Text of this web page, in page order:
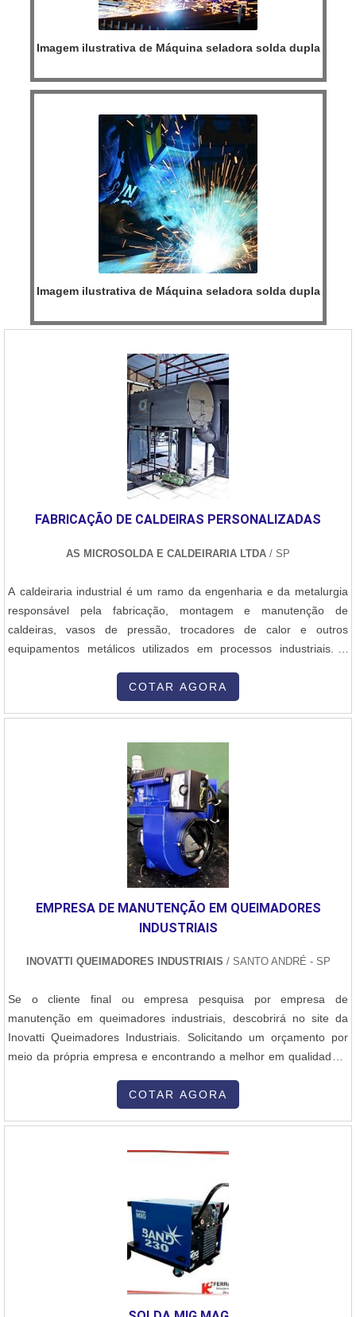
Imagem ilustrativa de Máquina seladora solda dupla
Imagem ilustrativa de Máquina seladora solda dupla
FABRICAÇÃO DE CALDEIRAS PERSONALIZADAS
AS MICROSOLDA E CALDEIRARIA LTDA / SP
A caldeiraria industrial é um ramo da engenharia e da metalurgia
responsável pela fabricação, montagem e manutenção de
caldeiras, vasos de pressão, trocadores de calor e outros
equipamentos metálicos utilizados em processos industriais. A
de grande porte, que exigem alta precisão no corte, soldagem,
conformação e montagem dos materiais. Aqui está uma visão geral
Caldeiraria A caldeiraria industrial tem como objetivo principal a
construção e a manutenção de equipamentos que desempenham
funções essenciais em diversas indústrias, como a petroquímica,
siderurgia, geração de energia, naval, química, entre outras. Esses
equipamentos são responsáveis por processos que envolvem a
troca de calor, armazenamento de líquidos ou gases sob alta
pressão, e condução de fluidos em temperaturas e pressões
combustíveis ou através de processos industriais, com aplicações
na geração de energia ou em sistemas de aquecimento. Vasos de
Pressão: Recipientes projetados para operar sob altas pressões e
mistura entre eles, utilizados em diversos setores industriais.
Estruturas Metálicas: Em muitos casos, as fábricas de caldeiraria
acomodam esses equipamentos, como plataformas e bases. 3.
Processos Envolvidos A caldeiraria envolve várias etapas de
produção, que incluem: Desenho e Projeto: Antes de começar a
garantir a segurança e a eficiência do equipamento. Corte de
Materiais: Utilizam-se diversos processos, como corte a plasma, a
laser, a água, ou mesmo serras, dependendo da espessura e do
tipo de material a ser cortado. Soldagem: A soldagem é um dos
processos mais importantes na caldeiraria, sendo usada para unir
diferentes peças metálicas. Técnicas de soldagem como TIG, MIG,
e arco elétrico são comumente empregadas. Conformação: A
COTAR AGORA
EMPRESA DE MANUTENÇÃO EM QUEIMADORES
INDUSTRIAIS
INOVATTI QUEIMADORES INDUSTRIAIS / SANTO ANDRÉ - SP
Se o cliente final ou empresa pesquisa por empresa de
manutenção em queimadores industriais, descobrirá no site da
Inovatti Queimadores Industriais. Solicitando um orçamento por
meio da própria empresa e encontrando a melhor em qualidade e
queimadores industriais, com a melhor mão de obra da Inovatti
EM QUEIMADORES INDUSTRIAISA Inovatti Queimadores
estrutura com escritório de alta qualidade onde são realizadas as
atividades e equipamentos de última geração, tudo para garantir
empresa de manutenção em queimadores industriais com
assertividade.Há muitas maneiras eficientes de uma empresa
demonstrar competência, excelência e destaque em sua área de
atuação. A Inovatti Queimadores Industriais se mostra referência
COTAR AGORA